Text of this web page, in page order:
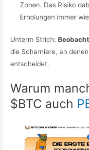
Zonen. Das Risiko
Erholungen immer
Unterm Strich:
die Scharniere, an
entscheidet.
Warum
$BTC auch